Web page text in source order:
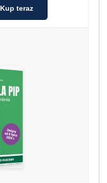
Kup teraz